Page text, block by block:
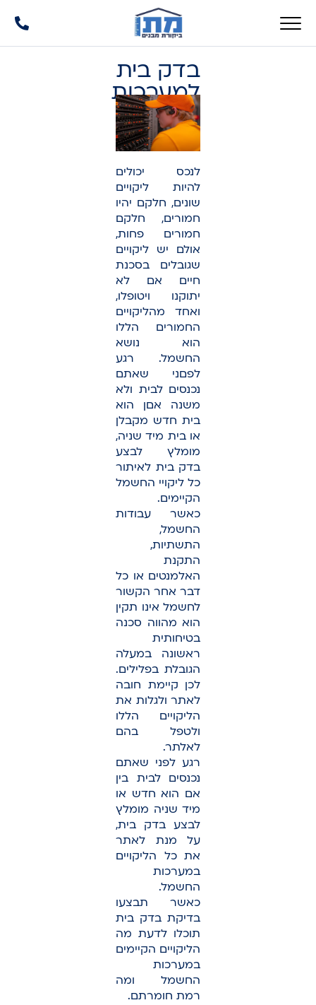
בדק בית
למערכות
החשמל
לנכס יכולים
להיות ליקויים
שונים, חלקם יהיו
חמורים, חלקם
חמורים פחות,
אולם יש ליקויים
שגובלים בסכנת
חיים אם לא
יתוקנו ויטופלו,
ואחד מהליקויים
החמורים הללו
הוא נושא
החשמל. רגע
לפםני שאתם
נכנסים לבית ולא
משנה אםן הוא
בית חדש מקבלן
או בית מיד שניה,
מומלץ לבצע
בדק בית לאיתור
כל ליקויי החשמל
הקיימים.
כאשר עבודות
החשמל,
התשתיות,
התקנת
האלמנטים או כל
דבר אחר הקשור
לחשמל אינו תקין
הוא מהווה סכנה
בטיחותית
ראשונה במעלה
הגובלת בפלילים.
לכן קיימת חובה
לאתר ולגלות את
הליקויים הללו
ולטפל בהם
לאלתר.
רגע לפני שאתם
נכנסים לבית בין
אם הוא חדש או
מיד שניה מומלץ
לבצע בדק בית,
על מנת לאתר
את כל הליקויים
במערכות
החשמל.
כאשר תבצעו
בדיקת בדק בית
תוכלו לדעת מה
הליקויים הקיימים
במערכות
החשמל ומה
רמת חומרתם.